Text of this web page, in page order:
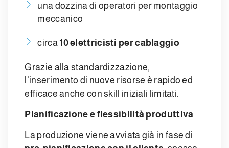
una dozzina di operatori per montaggio
meccanico
circa10 elettricisti per cablaggio
Grazie alla standardizzazione,
l’inserimento di nuove risorse è rapido ed
efficace anche con skill iniziali limitati.
Pianificazione e flessibilità produttiva
La produzione viene avviata già in fase di